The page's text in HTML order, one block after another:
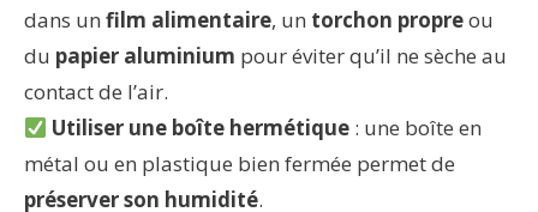
dans un film alimentaire, un torchon propreou
du papier aluminium pour éviter qu’il ne sèche au
contact de l’air.
Utiliser une boîte hermétique : une boîte en
métal ou en plastique bien fermée permet de
préserver son humidité.